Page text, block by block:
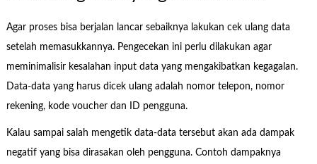
Agar proses bisa berjalan lancar sebaiknya lakukan cek ulang data
setelah memasukkannya. Pengecekan ini perlu dilakukan agar
meminimalisir kesalahan input data yang mengakibatkan kegagalan.
Data-data yang harus dicek ulang adalah nomor telepon, nomor
rekening, kode voucher dan ID pengguna.
Kalau sampai salah mengetik data-data tersebut akan ada dampak
negatif yang bisa dirasakan oleh pengguna. Contoh dampaknya